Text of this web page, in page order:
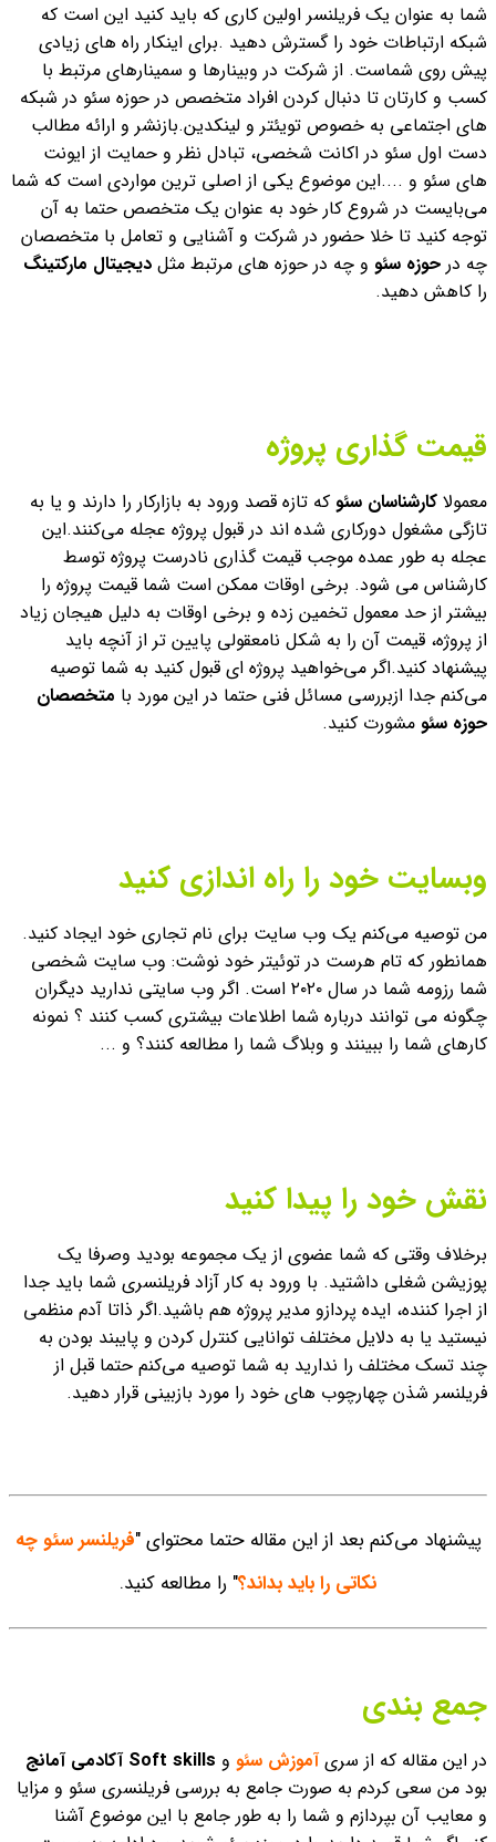
شما به عنوان یک فریلنسر اولین کاری که باید کنید این است که
شبکه ارتباطات خود را گسترش دهید .برای اینکار راه های زیادی
پیش روی شماست. از شرکت در وبینارها و سمینارهای مرتبط با
کسب و کارتان تا دنبال کردن افراد متخصص در حوزه سئو در شبکه
های اجتماعی به خصوص تویئتر و لینکدین.بازنشر و ارائه مطالب
دست اول سئو در اکانت شخصی، تبادل نظر و حمایت از ایونت
های سئو و ....این موضوع یکی از اصلی ترین مواردی است که شما
می‌بایست در شروع کار خود به عنوان یک متخصص حتما به آن
توجه کنید تا خلا حضور در شرکت و آشنایی و تعامل با متخصصان
چه در حوزه سئو و چه در حوزه های مرتبط مثل دیجیتال مارکتینگ
را کاهش دهید.
قیمت گذاری پروژه
معمولا کارشناسان سئو که تازه قصد ورود به بازارکار را دارند و یا به
تازگی مشغول دورکاری شده اند در قبول پروژه عجله می‌کنند.این
عجله به طور عمده موجب قیمت گذاری نادرست پروژه توسط
کارشناس می شود. برخی اوقات ممکن است شما قیمت پروژه را
بیشتر از حد معمول تخمین زده و برخی اوقات به دلیل هیجان زیاد
از پروژه، قیمت آن را به شکل نامعقولی پایین تر از آنچه باید
پیشنهاد کنید.اگر می‌خواهید پروژه ای قبول کنید به شما توصیه
می‌کنم جدا ازبررسی مسائل فنی حتما در این مورد با متخصصان
حوزه سئو مشورت کنید.
وبسایت خود را راه اندازی کنید
من توصیه می‌کنم یک وب سایت برای نام تجاری خود ایجاد کنید.
همانطور که تام هرست در توئیتر خود نوشت: وب سایت شخصی
شما رزومه شما در سال ۲۰۲۰ است.
اگر وب سایتی ندارید دیگران
چگونه می توانند درباره شما اطلاعات بیشتری کسب کنند ؟ نمونه
کارهای شما را ببینند و وبلاگ شما را مطالعه کنند؟ و ...
نقش خود را پیدا کنید
برخلاف وقتی که شما عضوی از یک مجموعه بودید وصرفا یک
پوزیشن شغلی داشتید. با ورود به کار آزاد فریلنسری شما باید جدا
از اجرا کننده، ایده پردازو مدیر پروژه هم باشید.اگر ذاتا آدم منظمی
نیستید یا به دلایل مختلف توانایی کنترل کردن و پایبند بودن به
چند تسک مختلف را ندارید به شما توصیه می‌کنم حتما قبل از
فریلنسر شذن چهارچوب های خود را مورد بازبینی قرار دهید.
پیشنهاد می‌کنم بعد از این مقاله حتما محتوای "فریلنسر سئو چه
نکاتی را باید بداند؟" را مطالعه کنید.
جمع بندی
در این مقاله که از سریآموزش سئو و Soft skills آکادمی آمانج
بود من سعی کردم به صورت جامع به بررسی فریلنسری سئو و مزایا
و معایب آن بپردازم و شما را به طور جامع با این موضوع آشنا